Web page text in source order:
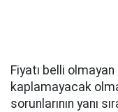
Fiyatı belli
kaplamayacak
sorunlarının yanı